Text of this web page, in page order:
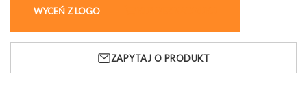
ShineKey
RPU
ekologiczny
WYCEŃ Z LOGO
ZAPYTAJ O PRODUKT